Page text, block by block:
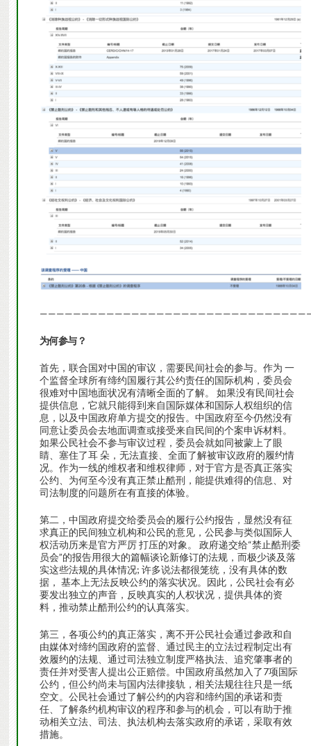
为何参与？
首先，联合国对中国的审议，需要民间社会的参与。作为 一
个监督全球所有缔约国履行其公约责任的国际机构，委员会
很难对中国地面状况有清晰全面的了解。 如果没有民间社会
提供信息，它就只能得到来自国际媒体和国际人权组织的信
息，以及中国政府单方提交的报告。中国政府至今仍然没有
同意让委员会去地面调查或接受来自民间的个案申诉材料。
如果公民社会不参与审议过程，委员会就如同被蒙上了眼
睛、塞住了耳 朵，无法直接、全面了解被审议政府的履约情
况。作为一线的维权者和维权律师，对于官方是否真正落实
公约、为何至今没有真正禁止酷刑，能提供难得的信息、对
司法制度的问题所在有直接的体验。
第二，中国政府提交给委员会的履行公约报告，显然没有征
求真正的民间独立机构和公民的意见，公民参与类似国际人
权活动历来是官方严厉 打压的对象。 政府递交给“禁止酷刑委
员会”的报告用很大的篇幅谈论新修订的法规，而极少谈及落
实这些法规的具体情况; 许多说法都很笼统，没有具体的数
据， 基本上无法反映公约的落实状况。因此，公民社会有必
要发出独立的声音，反映真实的人权状况，提供具体的资
料，推动禁止酷刑公约的认真落实。
第三，各项公约的真正落实，离不开公民社会通过参政和自
由媒体对缔约国政府的监督、通过民主的立法过程制定出有
效履约的法规、通过司法独立制度严格执法、追究肇事者的
责任并对受害人提出公正赔偿。中国政府虽然加入了7项国际
公约，但公约尚未与国内法律接轨，相关法规往往只是一纸
空文。公民社会通过了解公约的内容和缔约国的承诺和责
任、了解条约机构审议的程序和参与的机会，可以有助于推
动相关立法、司法、执法机构去落实政府的承诺，采取有效
措施。